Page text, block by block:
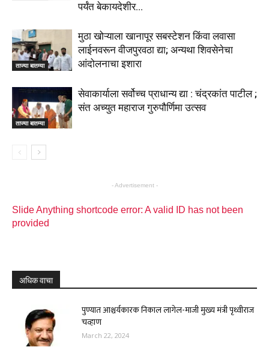
पर्यंत बेकायदेशीर...
ताज्या बातम्या
मुठा खोऱ्याला खानापूर सबस्टेशन किंवा लवासा
लाईनवरून वीजपुरवठा द्या; अन्यथा शिवसेनेचा
आंदोलनाचा इशारा
ताज्या बातम्या
सेवाकार्याला सर्वोच्च प्राधान्य द्या : चंद्रकांत पाटील ;
संत अच्युत महाराज गुरुपौर्णिमा उत्सव
- Advertisement -
Slide Anything shortcode error: A valid ID has not been
provided
अधिक वाचा
पुण्यात आश्चर्यकारक निकाल लागेल-माजी मुख्य मंत्री पृथ्वीराज
चव्हाण
March 22, 2024